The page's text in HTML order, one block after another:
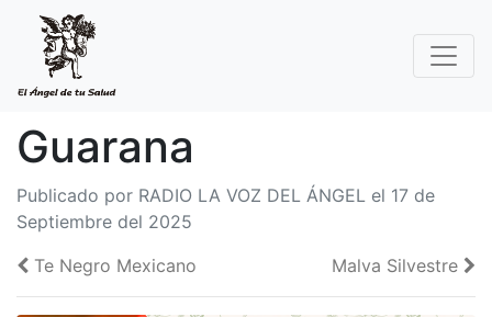
Guarana
Publicado por RADIO LA VOZ DEL ÁNGEL el 17 de
Septiembre del 2025
Te Negro Mexicano
Malva Silvestre